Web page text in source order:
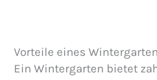
Vorteile eines
Ein Wintergarten bietet